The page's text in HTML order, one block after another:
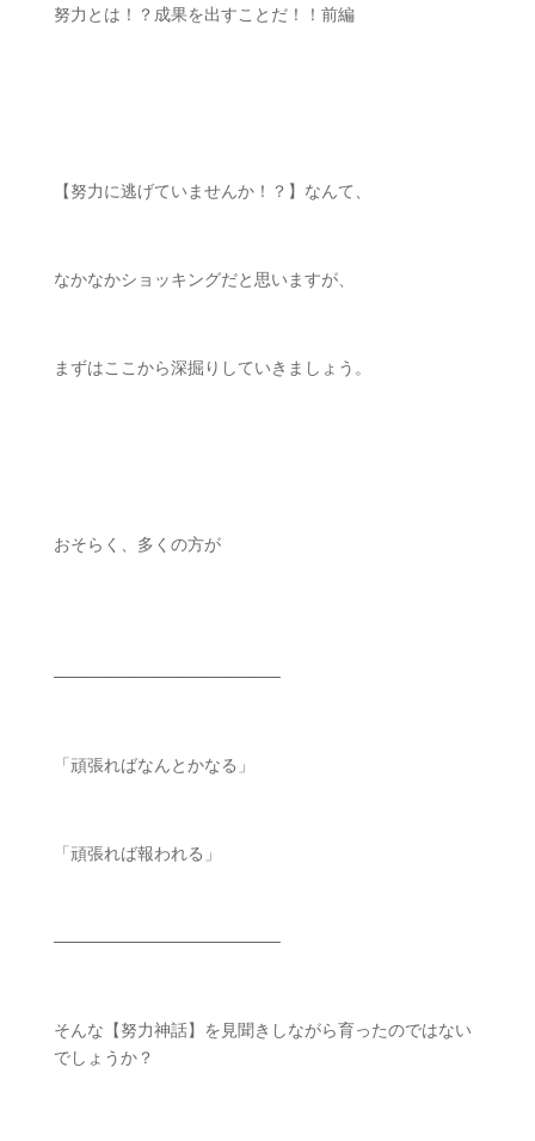
努力とは！？成果を出すことだ！！前編
【努力に逃げていませんか！？】なんて、
なかなかショッキングだと思いますが、
まずはここから深掘りしていきましょう。
おそらく、多くの方が
───────────────────
「頑張ればなんとかなる」
「頑張れば報われる」
───────────────────
そんな【努力神話】を見聞きしながら育ったのではない
でしょうか？